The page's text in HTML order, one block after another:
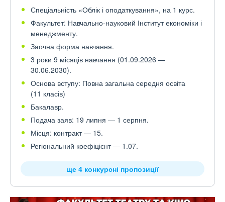
Спеціальність «Облік і оподаткування», на 1 курс.
Факультет: Навчально-науковий Інститут економіки і
менеджменту.
Заочна форма навчання.
3 роки 9 місяців навчання (01.09.2026 —
30.06.2030).
Основа вступу: Повна загальна середня освіта
(11 класів)
Бакалавр.
Подача заяв: 19 липня — 1 серпня.
Місця: контракт — 15.
Регіональний коефіцієнт — 1.07.
ще 4 конкурсні пропозиції